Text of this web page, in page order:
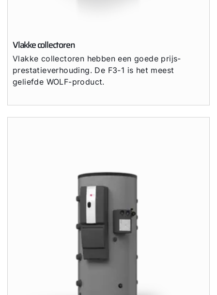
Vlakke collectoren
Vlakke collectoren hebben een goede prijs-
prestatieverhouding. De F3-1 is het meest
geliefde WOLF-product.